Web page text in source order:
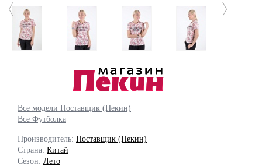
Все модели Поставщик (Пекин)
Все Футболка
Производитель: Поставщик (Пекин)
Страна: Китай
Сезон: Лето